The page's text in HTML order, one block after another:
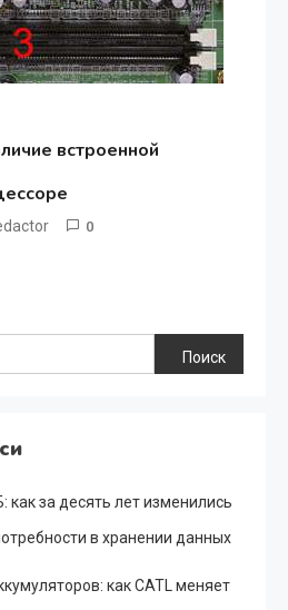
встроенной
0
Поиск
как за десять лет изменились
в хранении данных
как CATL меняет